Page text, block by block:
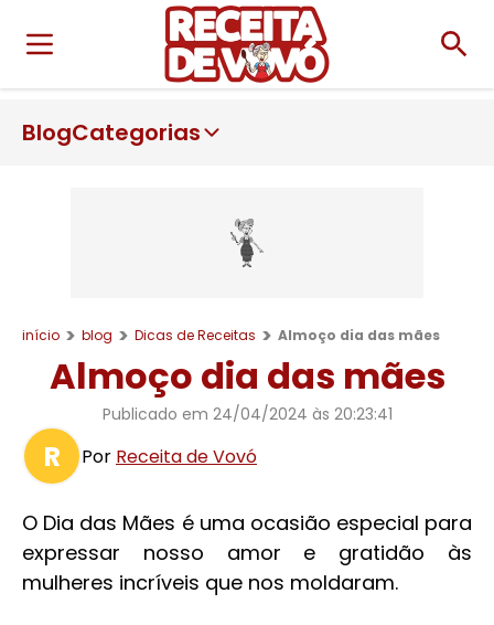
BlogCategorias
início blog Dicas de Receitas Almoço dia das mães
Almoço dia das mães
Publicado em 24/04/2024 às 20:23:41
R Por Receita de Vovó
O Dia das Mães é uma ocasião especial para
expressar nosso amor e gratidão às
mulheres incríveis que nos moldaram.